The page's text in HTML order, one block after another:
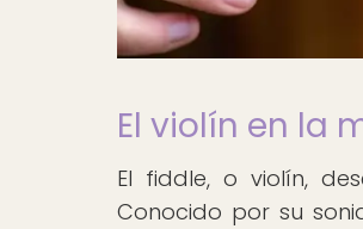
El violín en la
El fiddle, o violín,
Conocido por su